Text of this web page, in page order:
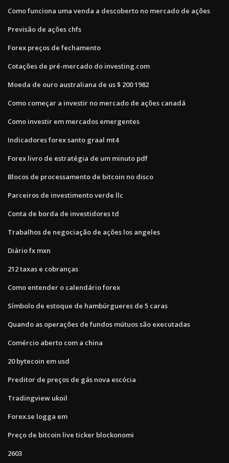
Como funciona uma venda a descoberto no mercado de ações
Previsão de ações chfs
Forex preços de fechamento
Cotações de pré-mercado do investing.com
Moeda de ouro australiana de us $ 200 1982
Como começar a investir no mercado de ações canadá
Como investir em mercados emergentes
Indicadores forex santo graal mt4
Forex livro de estratégia de um minuto pdf
Blocos de processamento de bitcoin no disco
Parceiros de investimento verde llc
Conta de borda de investidores td
Trabalhos de negociação de ações los angeles
Diário fx mxn
212 taxas e cobranças
Como entender o calendário forex
Símbolo de estoque de hambúrgueres de 5 caras
Quando as operações de fundos mútuos são executadas
Comércio aberto com a china
20 bytecoin em usd
Preditor de preços de gás nova escócia
Tradingview ukoil
Forex.se logga em
Preço de bitcoin live ticker blockonomi
2603